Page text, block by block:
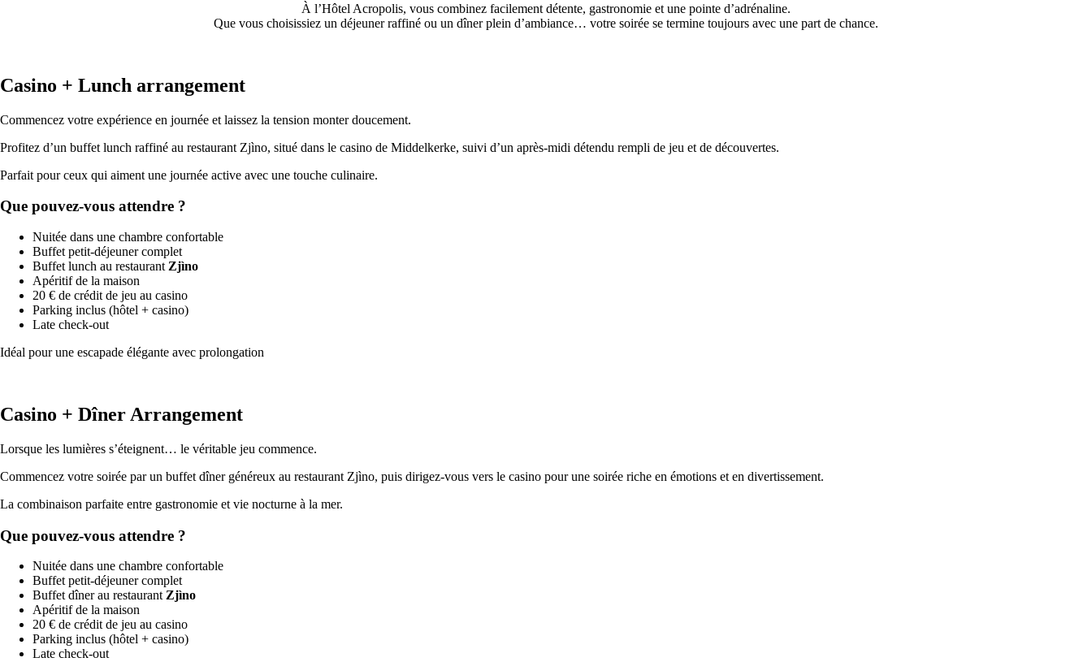
À l’Hôtel Acropolis, vous combinez facilement détente, gastronomie et une pointe d’adrénaline.
Que vous choisissiez un déjeuner raffiné ou un dîner plein d’ambiance… votre soirée se termine toujours avec une part de chance.
Casino + Lunch arrangement
Commencez votre expérience en journée et laissez la tension monter doucement.
Profitez d’un buffet lunch raffiné au restaurant Zjìno, situé dans le casino de Middelkerke, suivi d’un après-midi détendu rempli de jeu et de découvertes.
Parfait pour ceux qui aiment une journée active avec une touche culinaire.
Que pouvez-vous attendre ?
Nuitée dans une chambre confortable
Buffet petit-déjeuner complet
Buffet lunch au restaurant Zjìno
Apéritif de la maison
20 € de crédit de jeu au casino
Parking inclus (hôtel + casino)
Late check-out
Idéal pour une escapade élégante avec prolongation
Casino + Dîner Arrangement
Lorsque les lumières s’éteignent… le véritable jeu commence.
Commencez votre soirée par un buffet dîner généreux au restaurant Zjìno, puis dirigez-vous vers le casino pour une soirée riche en émotions et en divertissement.
La combinaison parfaite entre gastronomie et vie nocturne à la mer.
Que pouvez-vous attendre ?
Nuitée dans une chambre confortable
Buffet petit-déjeuner complet
Buffet dîner au restaurant Zjìno
Apéritif de la maison
20 € de crédit de jeu au casino
Parking inclus (hôtel + casino)
Late check-out